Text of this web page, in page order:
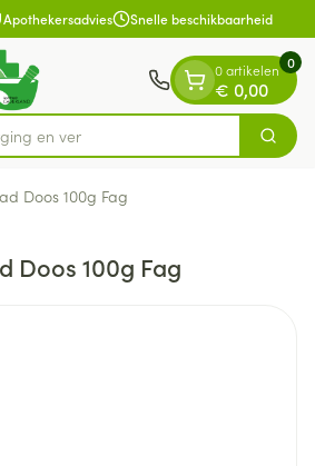
Apothekersadvies Snelle beschikbaarheid
Zoek
0 artikelen
€ 0,00
0
Doos 100g Fag
Doos 100g Fag